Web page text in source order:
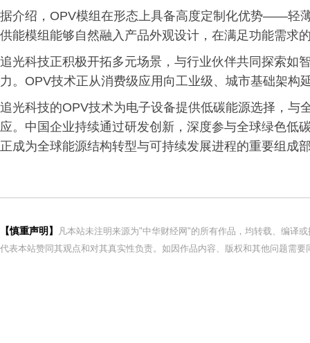
据介绍，OPV模组在形态上具备高度定制化优势——轻
供能模组能够自然融入产品外观设计，在满足功能需求
追光科技正积极开拓多元场景，与行业伙伴共同探索如
力。OPV技术正从消费级应用向工业级、城市基础架构
追光科技的OPV技术为电子设备提供低碳能源选择，与
应。中国企业持续通过研发创新，深度参与全球绿色低
正成为全球能源结构转型与可持续发展进程的重要组成
【慎重声明】
凡本站未注明来源为"中华财经网"的所有作品，均转载、编译
代表本站赞同其观点和对其真实性负责。如因作品内容、版权和其他问题需